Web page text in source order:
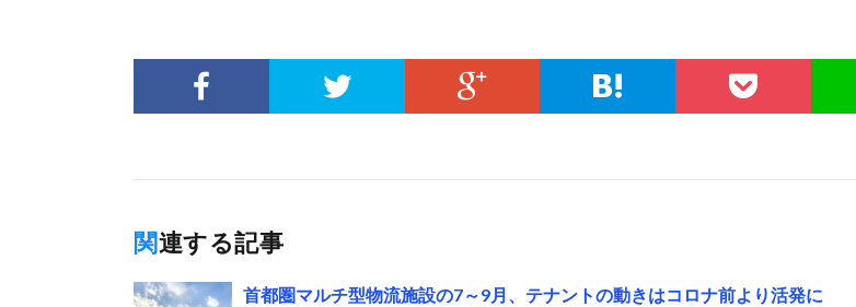
関連する記事
首都圏マルチ型物流施設の7～9月、テナントの動きはコロナ前より活発に